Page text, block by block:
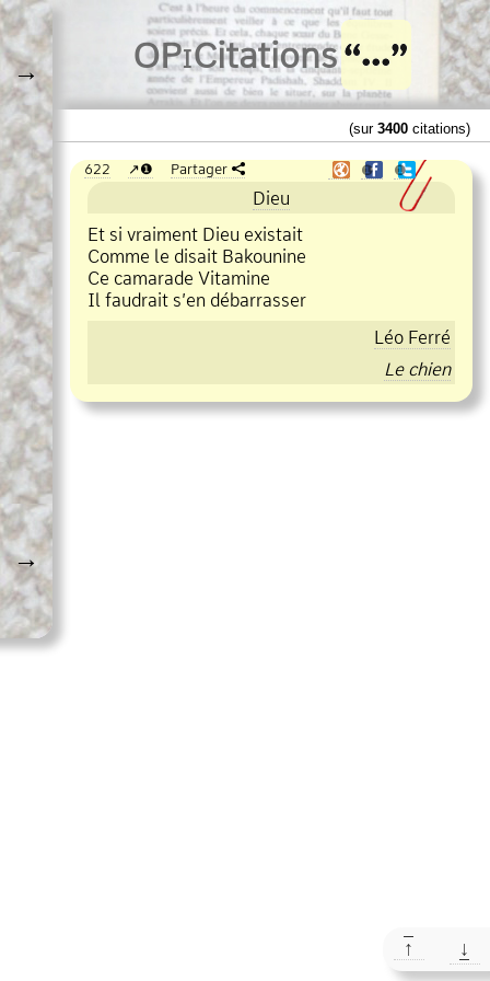
→
→
OPiCitations
(sur 3400 citations)
622 ❶ Partager ❶ ❶
Dieu
Et si vraiment Dieu existait
Comme le disait Bakounine
Ce camarade Vitamine
Il faudrait s’en débarrasser
Léo Ferré
Le chien
↑ ↓